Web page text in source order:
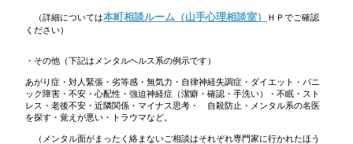
（詳細については本町相談ルーム（山手心理相談室）
ＨＰでご確認
ください）
・その他（下記はメンタルヘルス系の例示です）
あがり症・対人緊張・劣等感・無気力・自律神経失調症・ダイエット・パニ
ック障害・不安・心配性・強迫神経症（潔癖・確認・手洗い）・不眠・スト
レス・老後不安・近隣関係・マイナス思考・ 自殺防止・メンタル系の名医
を探す・覚えが悪い・トラウマなど。
（メンタル面がまったく絡まないご相談はそれぞれ専門家に行かれたほう